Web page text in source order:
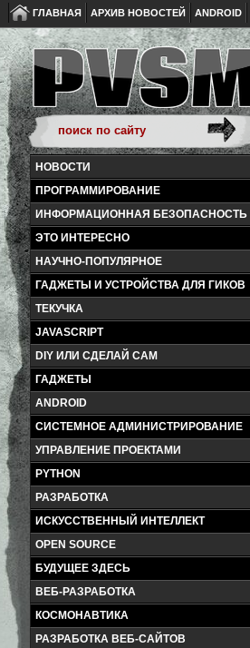
ГЛАВНАЯ АРХИВ НОВОСТЕЙ ANDROID
НОВОСТИ
ПРОГРАММИРОВАНИЕ
ИНФОРМАЦИОННАЯ БЕЗОПАСНОСТЬ
ЭТО ИНТЕРЕСНО
НАУЧНО-ПОПУЛЯРНОЕ
ГАДЖЕТЫ И УСТРОЙСТВА ДЛЯ ГИКОВ
ТЕКУЧКА
JAVASCRIPT
DIY ИЛИ СДЕЛАЙ САМ
ГАДЖЕТЫ
ANDROID
СИСТЕМНОЕ АДМИНИСТРИРОВАНИЕ
УПРАВЛЕНИЕ ПРОЕКТАМИ
PYTHON
РАЗРАБОТКА
ИСКУССТВЕННЫЙ ИНТЕЛЛЕКТ
OPEN SOURCE
БУДУЩЕЕ ЗДЕСЬ
ВЕБ-РАЗРАБОТКА
КОСМОНАВТИКА
РАЗРАБОТКА ВЕБ-САЙТОВ